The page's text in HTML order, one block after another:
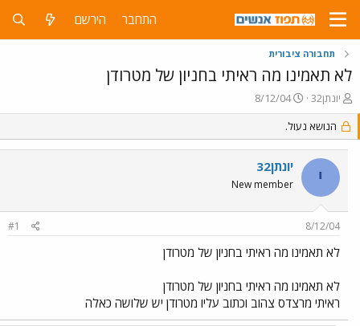
התחבר הירשם
תחבורה ציבורית
לא תאמינו מה ראיתי בחניון של מטרודן
פ
ו
ת
ח
נ
ו
א
יונתן32
פ
ו
ר
ס
ב
ת
ר
8/12/04
הנושא נעול.
י יונתן32
New member
8/12/04
#1
לא תאמינו מה ראיתי בחניון של מטרודן
לא תאמינו מה ראיתי בחניון של מטרודן
ראיתי מרצדס צהוב וכתוב עליו מטרודן יש שלושה כאלה